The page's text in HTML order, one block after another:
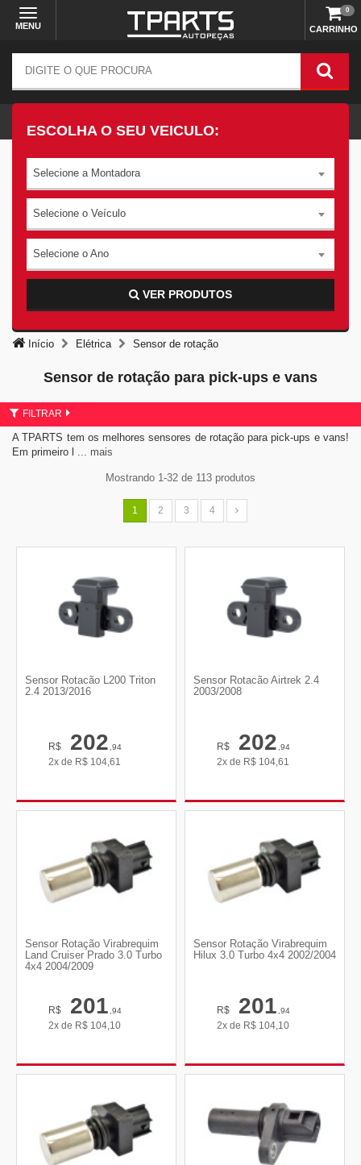
MENU CARRINHO
0
ESCOLHA O SEU VEICULO:
Selecione a Montadora
Selecione o Veículo
Selecione o Ano
VER PRODUTOS
Início Elétrica Sensor de rotação
Sensor de rotação para pick-ups e vans
FILTRAR
A TPARTS tem os melhores sensores de rotação para pick-ups e vans!
Em primeiro l ... mais
Mostrando 1-32 de 113 produtos
1 2 3 4
Sensor Rotacão L200 Triton
2.4 2013/2016
R$ 202,94
2x de R$ 104,61
Sensor Rotacão Airtrek 2.4
2003/2008
R$ 202,94
2x de R$ 104,61
Sensor Rotação Virabrequim
Land Cruiser Prado 3.0 Turbo
4x4 2004/2009
R$ 201,94
2x de R$ 104,10
Sensor Rotação Virabrequim
Hilux 3.0 Turbo 4x4 2002/2004
R$ 201,94
2x de R$ 104,10